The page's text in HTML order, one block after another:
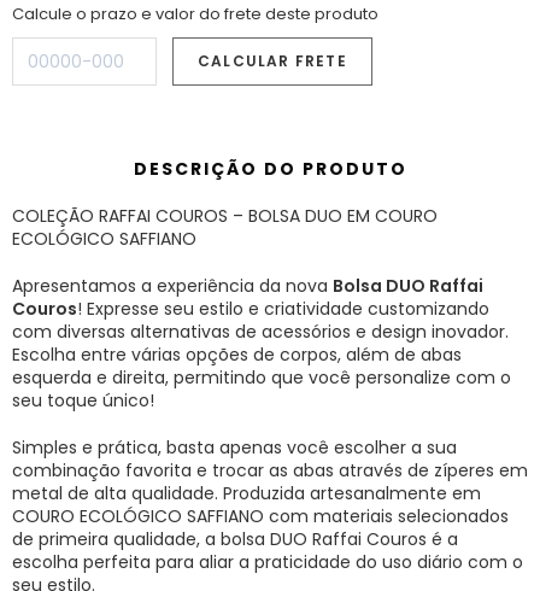
Calcule o prazo e valor do frete deste produto
DESCRIÇÃO DO PRODUTO
COLEÇÃO RAFFAI COUROS – BOLSA DUO EM COURO
ECOLÓGICO SAFFIANO
Apresentamos a experiência da nova Bolsa DUO Raffai
Couros! Expresse seu estilo e criatividade customizando
com diversas alternativas de acessórios e design inovador.
Escolha entre várias opções de corpos, além de abas
esquerda e direita, permitindo que você personalize com o
seu toque único!
Simples e prática, basta apenas você escolher a sua
combinação favorita e trocar as abas através de zíperes em
metal de alta qualidade. Produzida artesanalmente em
COURO ECOLÓGICO SAFFIANO com materiais selecionados
de primeira qualidade, a bolsa DUO Raffai Couros é a
escolha perfeita para aliar a praticidade do uso diário com o
seu estilo.